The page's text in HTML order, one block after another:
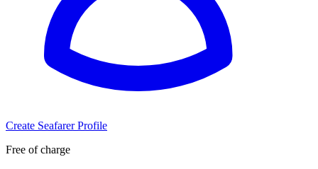
Create Seafarer Profile
Free of charge